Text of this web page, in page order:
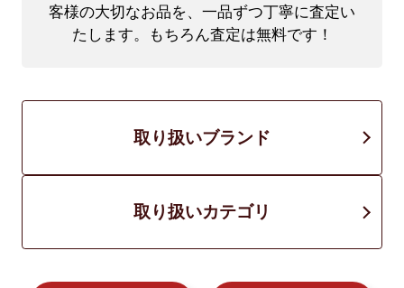
客様の大切なお品を、一品ずつ丁寧に査定い
たします。もちろん査定は無料です！
取り扱いブランド
取り扱いカテゴリ